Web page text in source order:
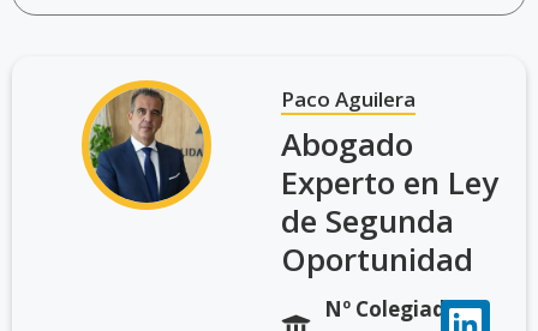
Paco Aguilera
Abogado
Experto en Ley
de Segunda
Oportunidad
Nº Colegiado